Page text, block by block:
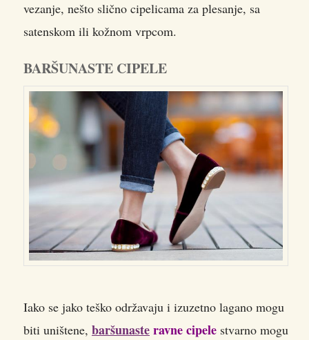
vezanje, nešto slično cipelicama za plesanje, sa
satenskom ili kožnom vrpcom.
BARŠUNASTE CIPELE
Iako se jako teško održavaju i izuzetno lagano mogu
biti uništene, baršunasteravne cipele stvarno mogu